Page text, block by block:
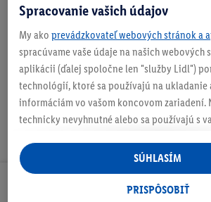
Odoberaj
Spracovanie vašich údajov
My ako prevádzkovateľ webových stránok a
spracúvame vaše údaje na našich webových
aplikácii (ďalej spoločne len "služby Lidl")
technológií, ktoré sa používajú na ukladanie
informáciám vo vašom koncovom zariadení.
technicky nevyhnutné alebo sa používajú s
personalizovanú reklamu v rámci služieb Lidl
ste účastníkom programu Lidl Plus, na tieto
aj údaje z vášho nákupného správania v
PRISPÔSOBIŤ
SÚHLASÍM